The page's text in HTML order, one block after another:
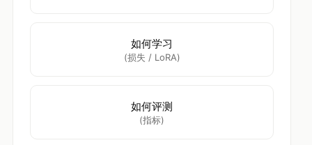
如何学习
(损失 / LoRA)
如何评测
(指标)